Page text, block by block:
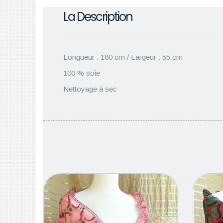
La Description
Longueur : 180 cm / Largeur : 55 cm
100 % soie
Nettoyage à sec